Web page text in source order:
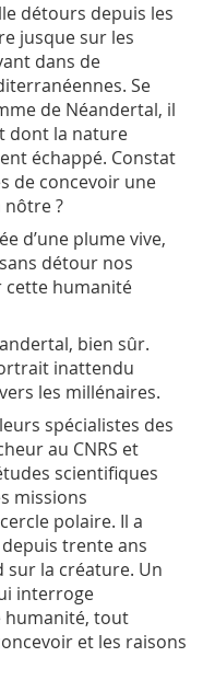
détours depuis les
jusque sur les
dans de
Se
de Néandertal, il
dont la nature
échappé. Constat
de concevoir une
nôtre ?
d’une plume vive,
détour nos
cette humanité
bien sûr.
inattendu
les millénaires.
spécialistes des
au CNRS et
scientifiques
missions
polaire. Il a
trente ans
la créature. Un
interroge
humanité, tout
et les raisons